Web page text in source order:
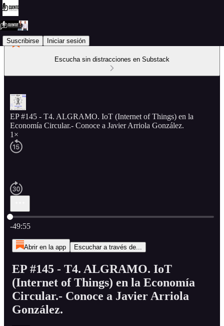
Suscribirse Iniciar sesión
Escucha sin distracciones en Substack
EP #145 - T4. ALGRAMO. IoT (Internet of Things) en la
Economía Circular.- Conoce a Javier Arriola González.
1×
Hora actual: 0:00 / Tiempo total: -49:55
-49:55
Abrir en la app Escuchar a través de...
EP #145 - T4. ALGRAMO. IoT
(Internet of Things) en la Economía
Circular.- Conoce a Javier Arriola
González.